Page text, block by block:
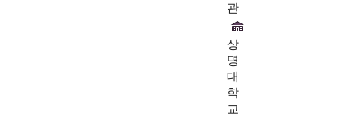
관
상
명
대
학
교